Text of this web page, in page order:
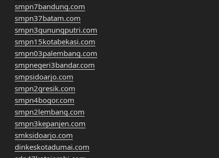
smpn7bandung.com
smpn37batam.com
smpn3gunungputri.com
smpn15kotabekasi.com
smpn03palembang.com
smpnegeri3bandar.com
smpsidoarjo.com
smpn2gresik.com
smpn4bogor.com
smpn2lembang.com
smpn3kepanjen.com
smksidoarjo.com
dinkeskotadumai.com